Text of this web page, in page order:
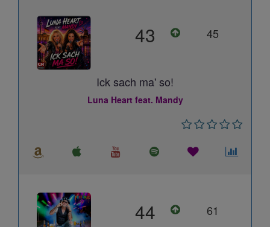
43 45
Ick sach ma' so!
Luna Heart feat. Mandy
44 61